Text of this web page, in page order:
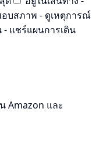
อบสภาพ - ดูเหตุการณ์
แชร์แผนการเดิน
Amazon และ